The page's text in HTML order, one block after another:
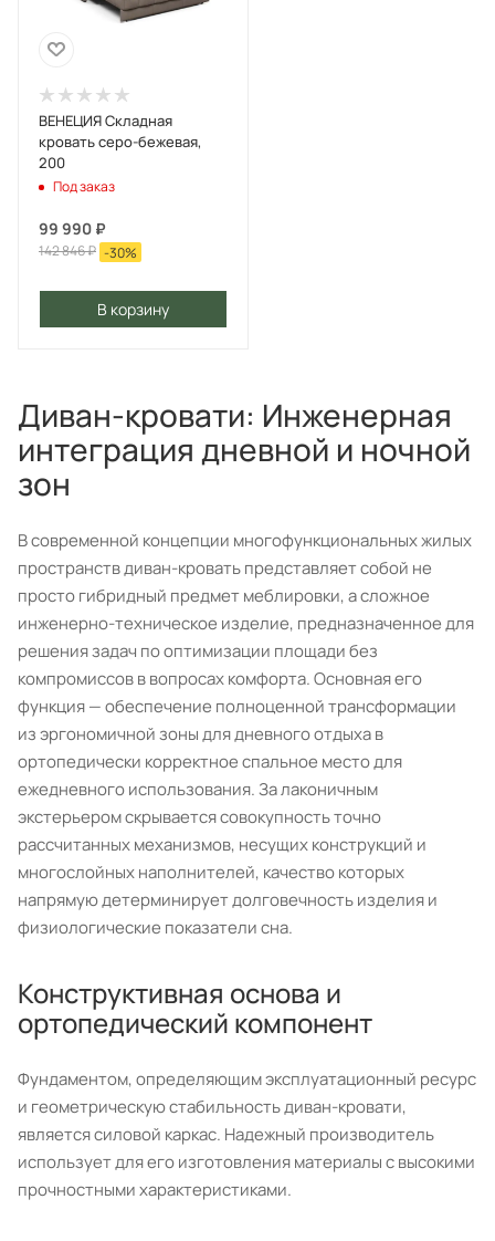
ВЕНЕЦИЯ Складная
кровать серо-бежевая,
200
Под заказ
99 990 ₽
142 846₽ -30%
В корзину
Диван-кровати: Инженерная
интеграция дневной и ночной
зон
В современной концепции многофункциональных жилых
пространств диван-кровать представляет собой не
просто гибридный предмет меблировки, а сложное
инженерно-техническое изделие, предназначенное для
решения задач по оптимизации площади без
компромиссов в вопросах комфорта. Основная его
функция — обеспечение полноценной трансформации
из эргономичной зоны для дневного отдыха в
ортопедически корректное спальное место для
ежедневного использования. За лаконичным
экстерьером скрывается совокупность точно
рассчитанных механизмов, несущих конструкций и
многослойных наполнителей, качество которых
напрямую детерминирует долговечность изделия и
физиологические показатели сна.
Конструктивная основа и
ортопедический компонент
Фундаментом, определяющим эксплуатационный ресурс
и геометрическую стабильность диван-кровати,
является силовой каркас. Надежный производитель
использует для его изготовления материалы с высокими
прочностными характеристиками.